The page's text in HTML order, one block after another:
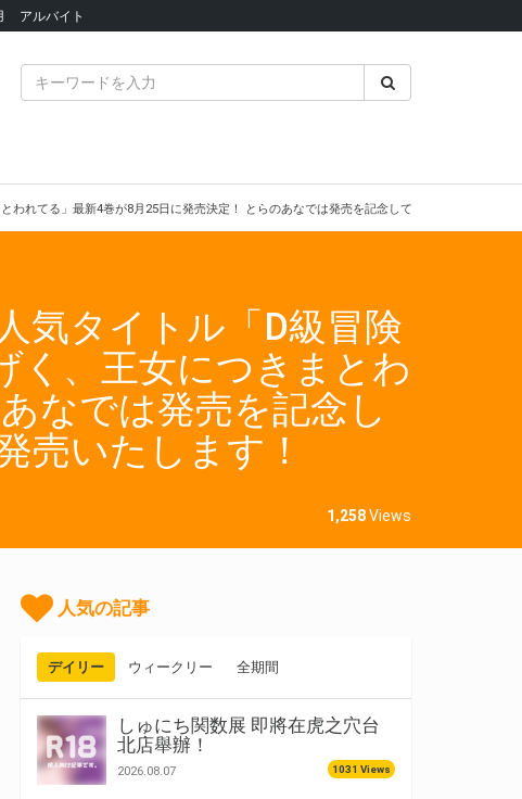
アルバイト
れてる」最新4巻が8月25日に発売決定！ とらのあなでは発売を記念して《A3タペストリー
気タイトル「D級冒険
く、王女につきまとわ
なでは発売を記念し
売いたします！
1,258Views
人気の記事
デイリー ウィークリー 全期間
しゅにち関数展 即將在虎之穴台
北店舉辦！
2026.08.07 1031 Views